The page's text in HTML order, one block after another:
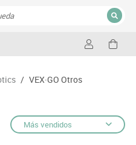
CERRAR
/ VEX·GO Otros
Más vendidos